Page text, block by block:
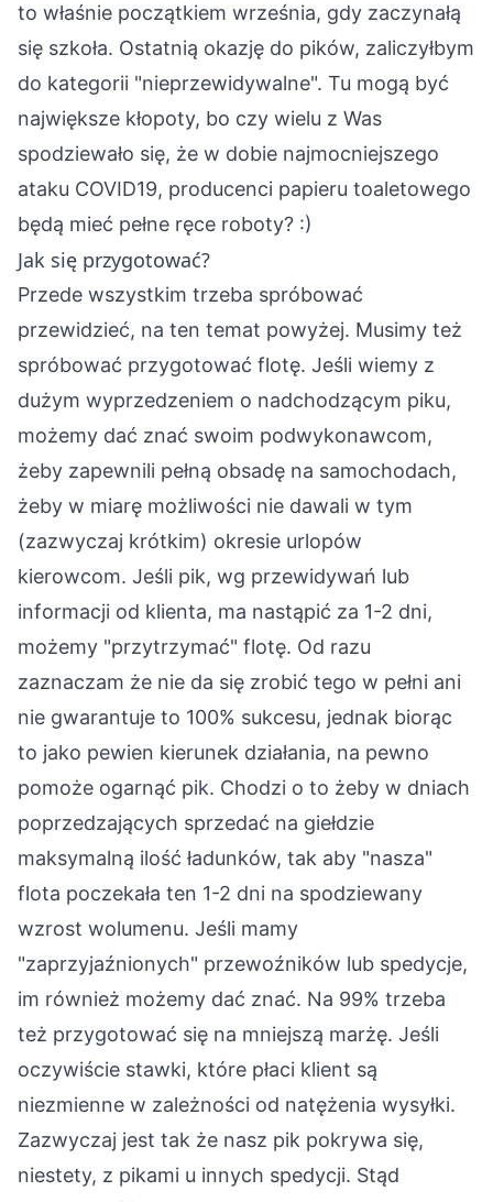
to właśnie początkiem września, gdy zaczynałą
się szkoła. Ostatnią okazję do pików, zaliczyłbym
do kategorii "nieprzewidywalne". Tu mogą być
największe kłopoty, bo czy wielu z Was
spodziewało się, że w dobie najmocniejszego
ataku COVID19, producenci papieru toaletowego
będą mieć pełne ręce roboty? :)
Jak się przygotować?
Przede wszystkim trzeba spróbować
przewidzieć, na ten temat powyżej. Musimy też
spróbować przygotować flotę. Jeśli wiemy z
dużym wyprzedzeniem o nadchodzącym piku,
możemy dać znać swoim podwykonawcom,
żeby zapewnili pełną obsadę na samochodach,
żeby w miarę możliwości nie dawali w tym
(zazwyczaj krótkim) okresie urlopów
kierowcom. Jeśli pik, wg przewidywań lub
informacji od klienta, ma nastąpić za 1-2 dni,
możemy "przytrzymać" flotę. Od razu
zaznaczam że nie da się zrobić tego w pełni ani
nie gwarantuje to 100% sukcesu, jednak biorąc
to jako pewien kierunek działania, na pewno
pomoże ogarnąć pik. Chodzi o to żeby w dniach
poprzedzających sprzedać na giełdzie
maksymalną ilość ładunków, tak aby "nasza"
flota poczekała ten 1-2 dni na spodziewany
wzrost wolumenu. Jeśli mamy
"zaprzyjaźnionych" przewoźników lub spedycje,
im również możemy dać znać. Na 99% trzeba
też przygotować się na mniejszą marżę. Jeśli
oczywiście stawki, które płaci klient są
niezmienne w zależności od natężenia wysyłki.
Zazwyczaj jest tak że nasz pik pokrywa się,
niestety, z pikami u innych spedycji. Stąd